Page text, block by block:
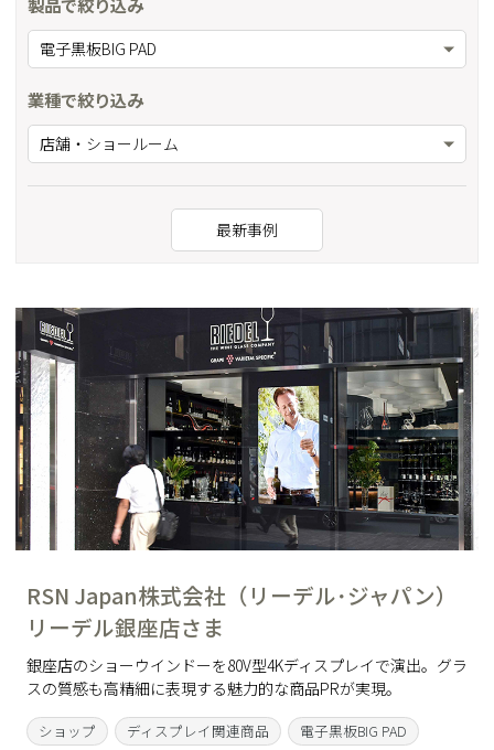
電子黒板BIG PAD
業種で絞り込み
店舗・ショールーム
最新事例
RSN Japan株式会社（リーデル･ジャパン）
リーデル銀座店さま
銀座店のショーウインドーを80V型4Kディスプレイで演出。グラ
スの質感も高精細に表現する魅力的な商品PRが実現。
ショップ ディスプレイ関連商品 電子黒板BIG PAD